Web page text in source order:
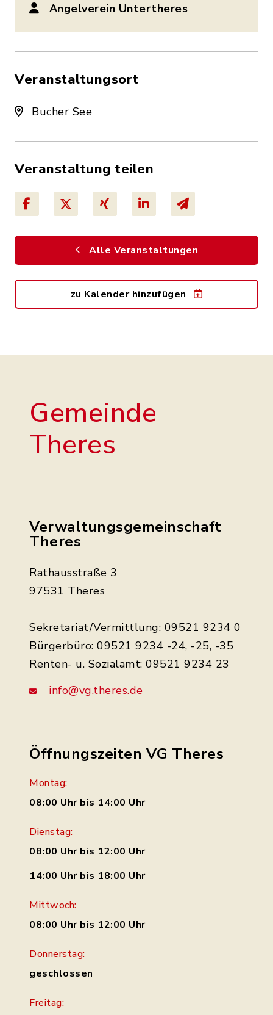
Angelverein Untertheres
Veranstaltungsort
Bucher See
Veranstaltung teilen
Alle Veranstaltungen
zu Kalender hinzufügen
Gemeinde
Theres
Verwaltungsgemeinschaft
Theres
Rathausstraße 3
97531 Theres
Sekretariat/Vermittlung: 09521 9234 0
Bürgerbüro: 09521 9234 -24, -25, -35
Renten- u. Sozialamt: 09521 9234 23
info@vg.theres.de
Öffnungszeiten VG Theres
Montag:
08:00 Uhr bis 14:00 Uhr
Dienstag:
08:00 Uhr bis 12:00 Uhr
14:00 Uhr bis 18:00 Uhr
Mittwoch:
08:00 Uhr bis 12:00 Uhr
Donnerstag:
geschlossen
Freitag: